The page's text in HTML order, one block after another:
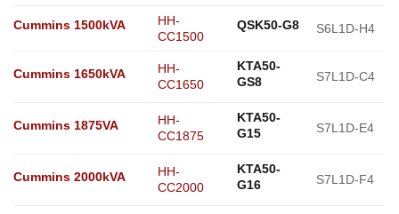
Cummins 1500kVA
HH-
CC1500
QSK50-G8 S6L1D-H4
Cummins 1650kVA
HH-
CC1650
KTA50-
GS8
S7L1D-C4
Cummins 1875VA
HH-
CC1875
KTA50-
G15
S7L1D-E4
Cummins 2000kVA
HH-
CC2000
KTA50-
G16
S7L1D-F4